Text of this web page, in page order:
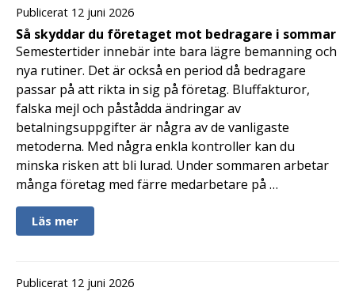
Publicerat 12 juni 2026
Så skyddar du företaget mot bedragare i sommar
Semestertider innebär inte bara lägre bemanning och
nya rutiner. Det är också en period då bedragare
passar på att rikta in sig på företag. Bluffakturor,
falska mejl och påstådda ändringar av
betalningsuppgifter är några av de vanligaste
metoderna. Med några enkla kontroller kan du
minska risken att bli lurad. Under sommaren arbetar
många företag med färre medarbetare på …
Läs mer
Publicerat 12 juni 2026